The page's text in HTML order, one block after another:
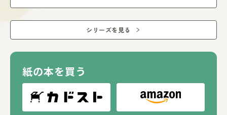
シリーズを見る
紙の本を買う